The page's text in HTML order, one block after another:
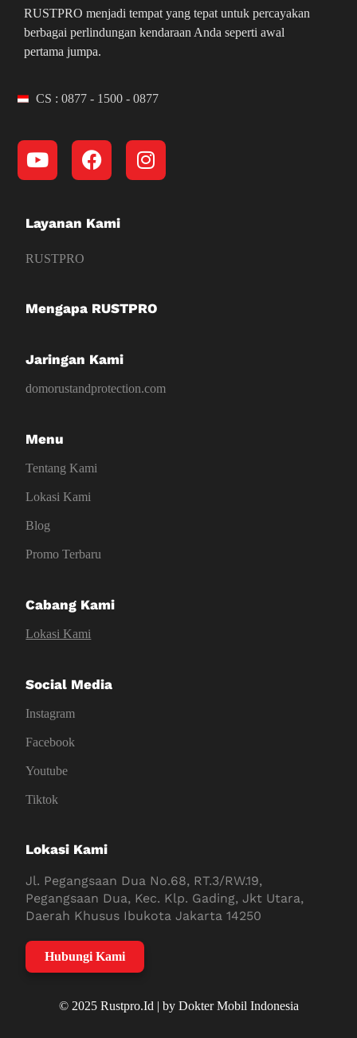
RUSTPRO menjadi tempat yang tepat untuk percayakan
berbagai perlindungan kendaraan Anda seperti awal
pertama jumpa.
CS : 0877 - 1500 - 0877
Layanan Kami
RUSTPRO
Mengapa RUSTPRO
Jaringan Kami
domorustandprotection.com
Menu
Tentang Kami
Lokasi Kami
Blog
Promo Terbaru
Cabang Kami
Lokasi Kami
Social Media
Instagram
Facebook
Youtube
Tiktok
Lokasi Kami
Jl. Pegangsaan Dua No.68, RT.3/RW.19,
Pegangsaan Dua, Kec. Klp. Gading, Jkt Utara,
Daerah Khusus Ibukota Jakarta 14250
Hubungi Kami
© 2025 Rustpro.Id | by Dokter Mobil Indonesia